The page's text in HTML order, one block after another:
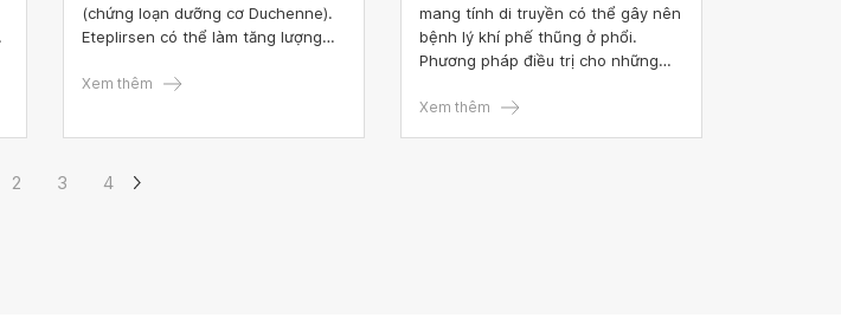
(chứng loạn dưỡng cơ Duchenne).
Eteplirsen có thể làm tăng lượng
dụng bằng đường tiêm tĩnh mạch
Xem thêm
mang tính di truyền có thể gây nên
bệnh lý khí phế thũng ở phổi.
Phương pháp điều trị cho những
lượng men thiếu hụt thông qua sản
Xem thêm
2 3 4